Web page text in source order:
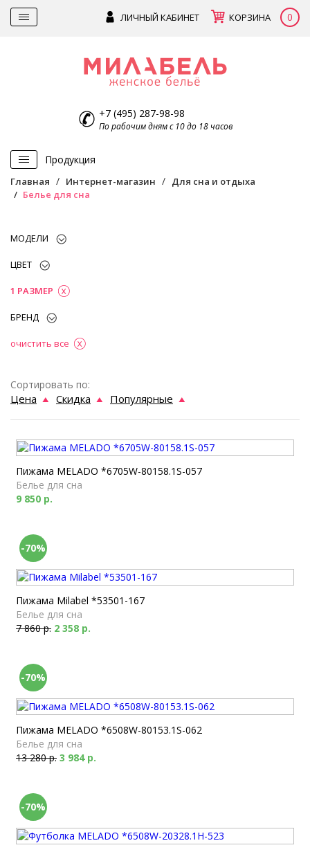
ЛИЧНЫЙ КАБИНЕТ КОРЗИНА 0
+7 (495) 287-98-98
По рабочим дням с 10 до 18 часов
Продукция
Главная Интернет-магазин
Для сна и отдыха
Белье для сна
МОДЕЛИ
ЦВЕТ
1 РАЗМЕР
БРЕНД
очистить все
Сортировать по:
Цена Скидка Популярные
Пижама MELADO *6705W-80158.1S-057
Белье для сна
9 850 р.
-70%
Пижама Milabel *53501-167
Белье для сна
7 860 р. 2 358 р.
-70%
Пижама MELADO *6508W-80153.1S-062
Белье для сна
13 280 р. 3 984 р.
-70%